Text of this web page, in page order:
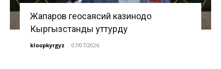
Жапаров геосаясий казинодо
Кыргызстанды уттурду
kloopkyrgyz - 07/07/2026